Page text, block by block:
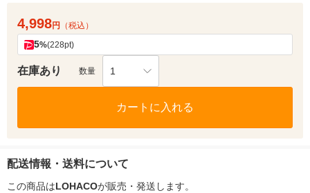
4,998円 （税込）
5%(228pt)
在庫あり 数量 1
カートに入れる
配送情報・送料について
この商品はLOHACOが販売・発送します。